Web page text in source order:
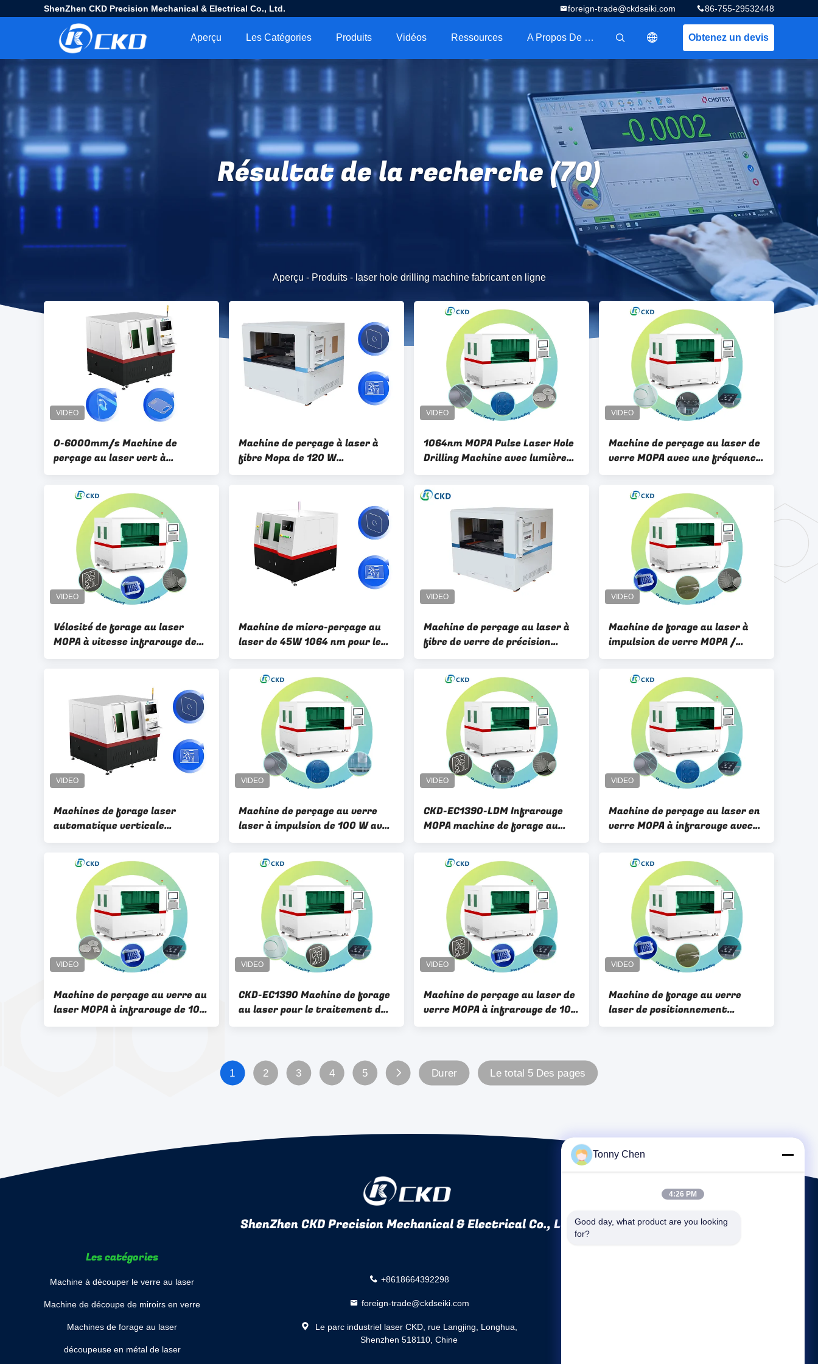
ShenZhen CKD Precision Mechanical & Electrical Co., Ltd. 86-755-29532448
foreign-trade@ckdseiki.com
Obtenez un devis
Aperçu Les Catégories Produits Vidéos Ressources A Propos De Nous
Résultat de la recherche (70)
Aperçu - Produits- laser hole drilling machine fabricant en ligne
0-6000mm/s Machine de
perçage au laser vert à
nanosecondes personnalisée
Machine de perçage à laser à
fibre Mopa de 120 W
800*800mm 800*1000mm
1064nm MOPA Pulse Laser Hole
Drilling Machine avec lumière
rouge coaxial et système de
mouvement optique du verre
Machine de perçage au laser de
verre MOPA avec une fréquence
de répétition de 1 à 4 000 kHz
Vélosité de forage au laser
MOPA à vitesse infrarouge de
précision
Machine de micro-perçage au
laser de 45W 1064 nm pour le
verre
Machine de perçage au laser à
fibre de verre de précision
120W 180W
1560mm*1750mm*1750mm
Machine de forage au laser à
impulsion de verre MOPA /
machine de forage au laser à
haute capacité de charge au sol
Machines de forage laser
automatique verticale
ouvertes pour cuisinières à gaz
Machine de perçage au verre
laser à impulsion de 100 W avec
lumière rouge coaxial et portée
de traitement de 600 x 700
CKD-EC1390-LDM Infrarouge
MOPA machine de forage au
laser en verre pour le forage de
haute précision
Machine de perçage au laser en
verre MOPA à infrarouge avec
fréquence de répétition de 1 à
4000 kHz et lumière rouge
coaxial
Machine de perçage au verre au
laser MOPA à infrarouge de 100
W avec vitesse de coupe
CKD-EC1390 Machine de forage
au laser pour le traitement du
verre de précision
Machine de perçage au laser de
verre MOPA à infrarouge de 100
W 1500 kg avec une profondeur
Machine de forage au verre
laser de positionnement
personnalisé avec profondeur
1 2 3 4 5 Durer Le total 5 Des pages
ShenZhen CKD Precision Mechanical & Electrical Co., Ltd.
Les catégories
Machine à découper le verre au laser
Machine de découpe de miroirs en verre
Machines de forage au laser
découpeuse en métal de laser
+8618664392298
foreign-trade@ckdseiki.com
Le parc industriel laser CKD, rue Langjing, Longhua,
Shenzhen 518110, Chine
Tonny Chen
4:26 PM
Good day, what product are you looking
for?